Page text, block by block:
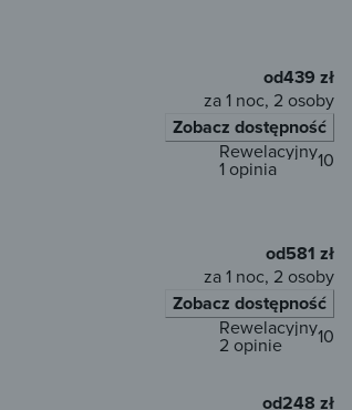
od439 zł
za 1 noc, 2 osoby
Zobacz dostępność
10
Rewelacyjny
1 opinia
od581 zł
za 1 noc, 2 osoby
Zobacz dostępność
10
Rewelacyjny
2 opinie
od248 zł